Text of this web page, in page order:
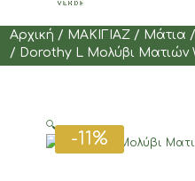
Αρχική / ΜΑΚΙΓΙΑΖ / Mάτια /
/ Dorothy L Μολύβι Ματιών
-11%
🔍